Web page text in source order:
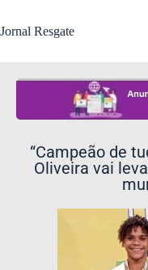
Jornal Resgate
“Campeão de
Oliveira vai